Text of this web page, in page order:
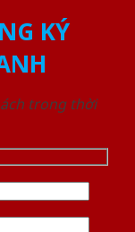
KÝ
trong thời